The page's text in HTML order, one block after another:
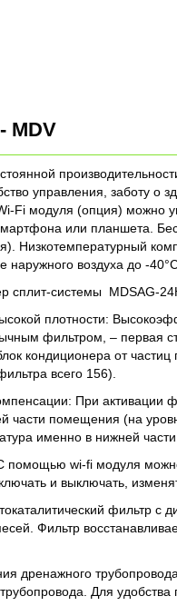
MDV
управления, заботу о
Fi модуля (опция) можно
или планшета.
Низкотемпературный
наружного воздуха до -
сплит-системы MDSAG-
плотности:
фильтром, – первая
кондиционера от
всего 156).
При активации
части помещения (на
именно в нижней
помощью wi-fi модуля
и выключать,
фильтр
Фильтр
дренажного
Для